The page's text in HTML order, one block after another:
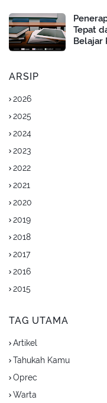
Tepat
Belajar
ARSIP
2026
2025
2024
2023
2022
2021
2020
2019
2018
2017
2016
2015
TAG UTAMA
Artikel
Tahukah Kamu
Oprec
Warta